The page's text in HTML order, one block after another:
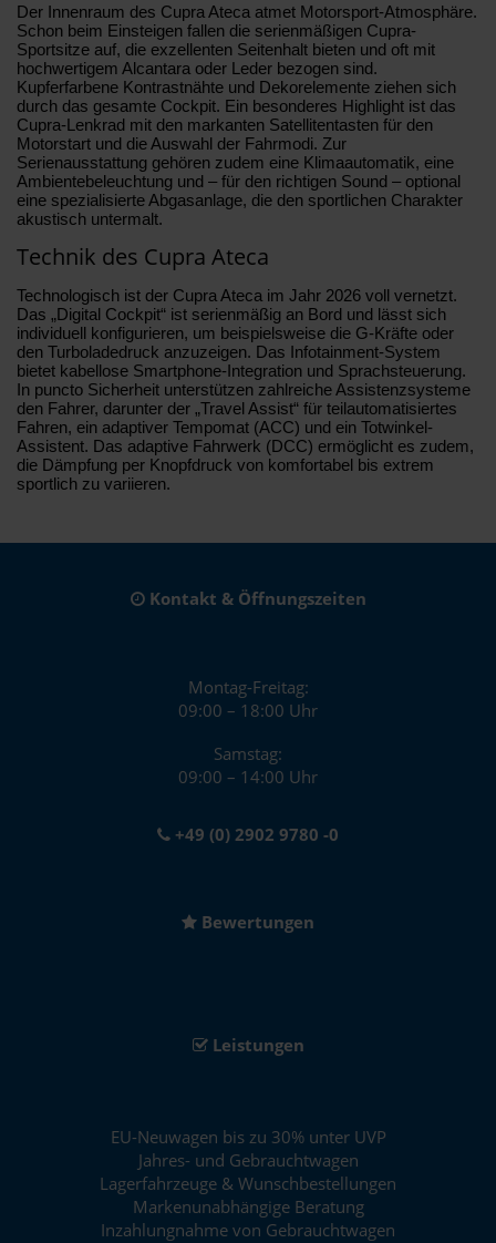
Der Innenraum des Cupra Ateca atmet Motorsport-Atmosphäre.
Schon beim Einsteigen fallen die serienmäßigen Cupra-
Sportsitze auf, die exzellenten Seitenhalt bieten und oft mit
hochwertigem Alcantara oder Leder bezogen sind.
Kupferfarbene Kontrastnähte und Dekorelemente ziehen sich
durch das gesamte Cockpit. Ein besonderes Highlight ist das
Cupra-Lenkrad mit den markanten Satellitentasten für den
Motorstart und die Auswahl der Fahrmodi. Zur
Serienausstattung gehören zudem eine Klimaautomatik, eine
Ambientebeleuchtung und – für den richtigen Sound – optional
eine spezialisierte Abgasanlage, die den sportlichen Charakter
akustisch untermalt.
Technik des Cupra Ateca
Technologisch ist der Cupra Ateca im Jahr 2026 voll vernetzt.
Das „Digital Cockpit“ ist serienmäßig an Bord und lässt sich
individuell konfigurieren, um beispielsweise die G-Kräfte oder
den Turboladedruck anzuzeigen. Das Infotainment-System
bietet kabellose Smartphone-Integration und Sprachsteuerung.
In puncto Sicherheit unterstützen zahlreiche Assistenzsysteme
den Fahrer, darunter der „Travel Assist“ für teilautomatisiertes
Fahren, ein adaptiver Tempomat (ACC) und ein Totwinkel-
Assistent. Das adaptive Fahrwerk (DCC) ermöglicht es zudem,
die Dämpfung per Knopfdruck von komfortabel bis extrem
sportlich zu variieren.
Kontakt & Öffnungszeiten
Montag-Freitag:
09:00 – 18:00 Uhr
Samstag:
09:00 – 14:00 Uhr
+49 (0) 2902 9780 -0
Bewertungen
Leistungen
EU-Neuwagen bis zu 30% unter UVP
Jahres- und Gebrauchtwagen
Lagerfahrzeuge & Wunschbestellungen
Markenunabhängige Beratung
Inzahlungnahme von Gebrauchtwagen